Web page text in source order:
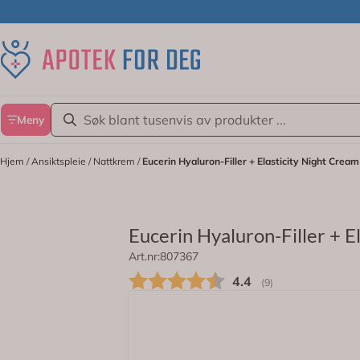
Meny
Hjem /Ansiktspleie / Nattkrem / Eucerin Hyaluron-Filler + Elasticity Night
Eucerin Hyaluron-Filler +
Art.nr:807367
4.4 (stemmer:
9)
Nattkrem med anti-age effekt som
Eucerin Hyaluron-Filler + Elasticity